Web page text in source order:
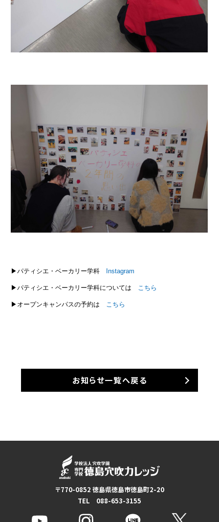
▶パティシエ・ベーカリー学科 Instagram
▶パティシエ・ベーカリー学科については こちら
▶オープンキャンパスの予約は こちら
お知らせ一覧へ戻る
〒770-0852 徳島県徳島市徳島町2-20
TEL 088-653-3155